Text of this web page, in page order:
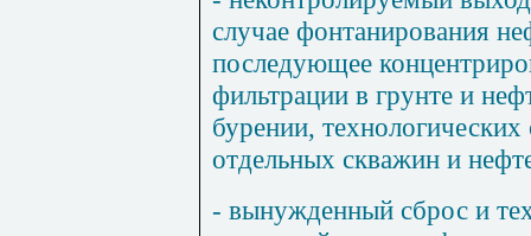
случае фонтанирования
последующее
фильтрации в грунте и
бурении,
отдельных скважин и
- вынужденный сброс и